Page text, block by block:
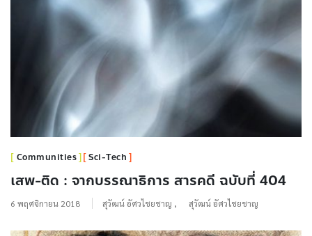
Communities Sci-Tech
เสพ-ติด : จากบรรณาธิการ สารคดี ฉบับที่ 404
6 พฤศจิกายน 2018 สุวัฒน์ อัศวไชยชาญ , สุวัฒน์ อัศวไชยชาญ